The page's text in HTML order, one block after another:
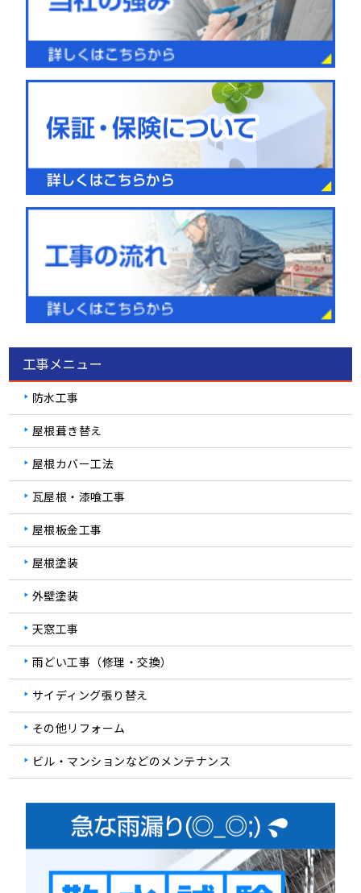
工事メニュー
防水工事
屋根葺き替え
屋根カバー工法
瓦屋根・漆喰工事
屋根板金工事
屋根塗装
外壁塗装
天窓工事
雨どい工事（修理・交換）
サイディング張り替え
その他リフォーム
ビル・マンションなどのメンテナンス